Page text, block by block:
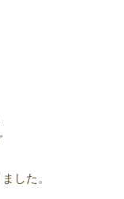
した。